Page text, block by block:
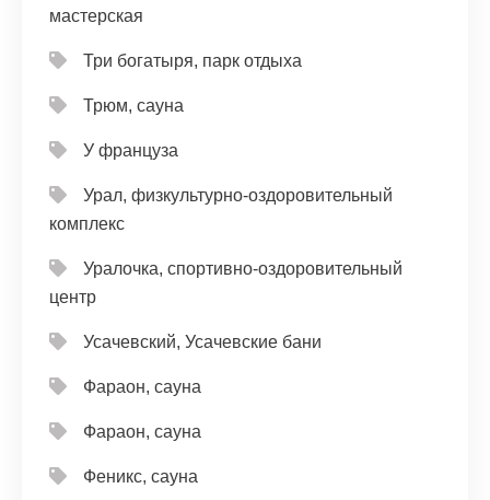
мастерская
Три богатыря, парк отдыха
Трюм, сауна
У француза
Урал, физкультурно-оздоровительный
комплекс
Уралочка, спортивно-оздоровительный
центр
Усачевский, Усачевские бани
Фараон, сауна
Фараон, сауна
Феникс, сауна